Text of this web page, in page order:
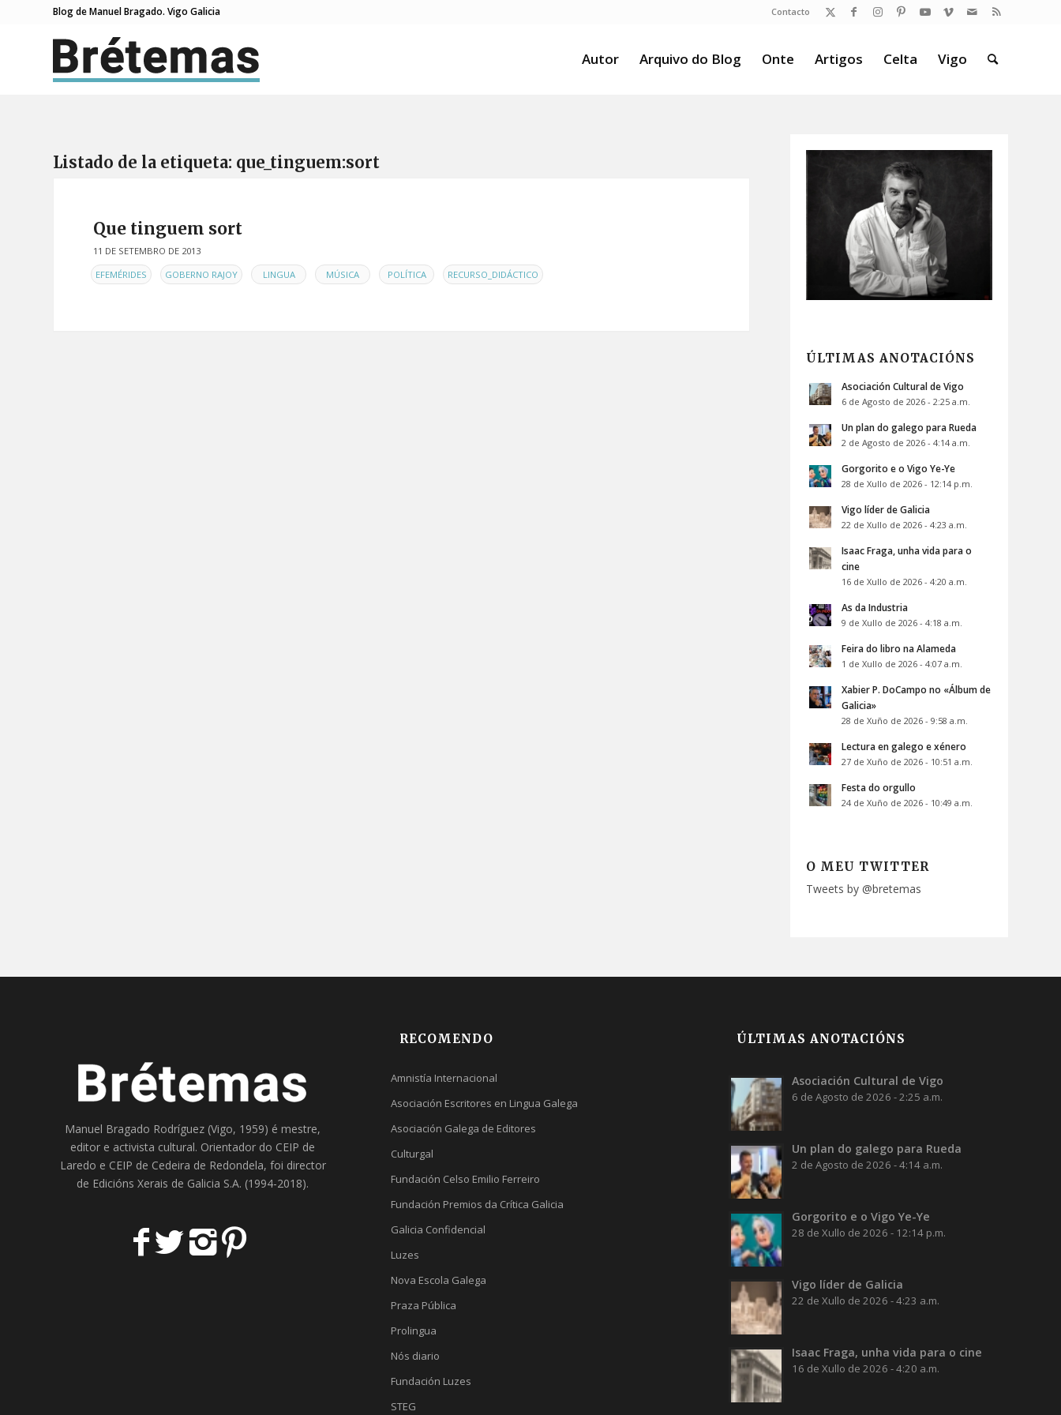
Contacto
Blog de Manuel Bragado. Vigo Galicia
Autor Arquivo do Blog Onte Artigos Celta Vigo
Listado de la etiqueta: que_tinguem:sort
Que tinguem sort
11 DE SETEMBRO DE 2013
ENEFEMÉRIDES GOBERNO RAJOY LINGUA MÚSICA POLÍTICA RECURSO_DIDÁCTICO
ÚLTIMAS ANOTACIÓNS
Asociación Cultural de Vigo
6 de Agosto de 2026 - 2:25 a.m.
Un plan do galego para Rueda
2 de Agosto de 2026 - 4:14 a.m.
Gorgorito e o Vigo Ye-Ye
28 de Xullo de 2026 - 12:14 p.m.
Vigo líder de Galicia
22 de Xullo de 2026 - 4:23 a.m.
Isaac Fraga, unha vida para o
cine
16 de Xullo de 2026 - 4:20 a.m.
As da Industria
9 de Xullo de 2026 - 4:18 a.m.
Feira do libro na Alameda
1 de Xullo de 2026 - 4:07 a.m.
Xabier P. DoCampo no «Álbum de
Galicia»
28 de Xuño de 2026 - 9:58 a.m.
Lectura en galego e xénero
27 de Xuño de 2026 - 10:51 a.m.
Festa do orgullo
24 de Xuño de 2026 - 10:49 a.m.
O MEU TWITTER
Tweets by @bretemas
Manuel Bragado Rodríguez (Vigo, 1959) é mestre,
editor e activista cultural. Orientador do CEIP de
Laredo e CEIP de Cedeira de Redondela, foi director
de Edicións Xerais de Galicia S.A. (1994-2018).
RECOMENDO
Amnistía Internacional
Asociación Escritores en Lingua Galega
Asociación Galega de Editores
Culturgal
Fundación Celso Emilio Ferreiro
Fundación Premios da Crítica Galicia
Galicia Confidencial
Luzes
Nova Escola Galega
Praza Pública
Prolingua
Nós diario
Fundación Luzes
STEG
ÚLTIMAS ANOTACIÓNS
Asociación Cultural de Vigo
6 de Agosto de 2026 - 2:25 a.m.
Un plan do galego para Rueda
2 de Agosto de 2026 - 4:14 a.m.
Gorgorito e o Vigo Ye-Ye
28 de Xullo de 2026 - 12:14 p.m.
Vigo líder de Galicia
22 de Xullo de 2026 - 4:23 a.m.
Isaac Fraga, unha vida para o cine
16 de Xullo de 2026 - 4:20 a.m.